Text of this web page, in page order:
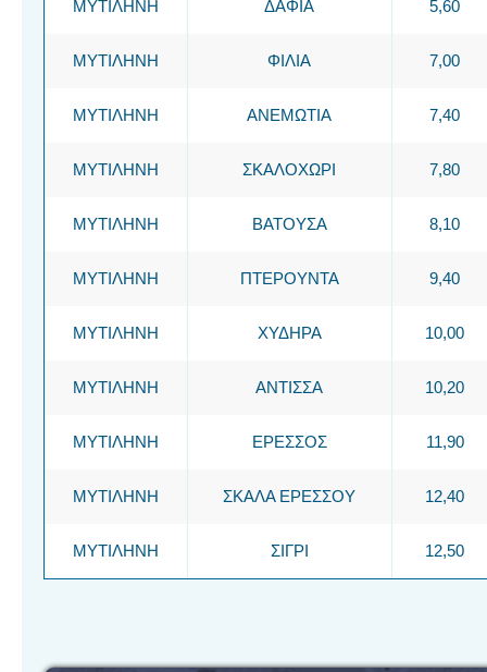
ΜΥΤΙΛΗΝΗ ΔΑΦΙΑ 5,60
ΜΥΤΙΛΗΝΗ ΦΙΛΙΑ 7,00
ΜΥΤΙΛΗΝΗ ΑΝΕΜΩΤΙΑ 7,40
ΜΥΤΙΛΗΝΗ ΣΚΑΛΟΧΩΡΙ 7,80
ΜΥΤΙΛΗΝΗ ΒΑΤΟΥΣΑ 8,10
ΜΥΤΙΛΗΝΗ ΠΤΕΡΟΥΝΤΑ 9,40
ΜΥΤΙΛΗΝΗ ΧΥΔΗΡΑ 10,00
ΜΥΤΙΛΗΝΗ ΑΝΤΙΣΣΑ 10,20
ΜΥΤΙΛΗΝΗ ΕΡΕΣΣΟΣ 11,90
ΜΥΤΙΛΗΝΗ ΣΚΑΛΑ ΕΡΕΣΣΟΥ 12,40
ΜΥΤΙΛΗΝΗ ΣΙΓΡΙ 12,50